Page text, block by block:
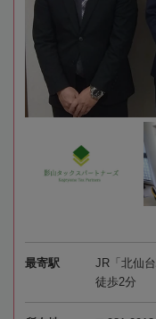
最寄駅
JR「北仙
徒歩2分